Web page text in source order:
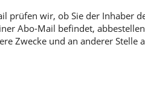
prüfen wir, ob Sie der Inhaber
Abo-Mail befindet,
Zwecke und an anderer Stelle